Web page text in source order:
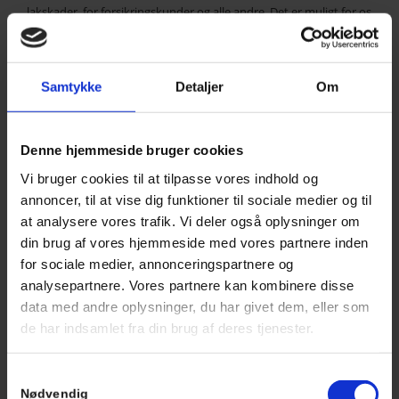
Samtykke Detaljer Om
Denne hjemmeside bruger cookies
Vi bruger cookies til at tilpasse vores indhold og
annoncer, til at vise dig funktioner til sociale medier og til
at analysere vores trafik. Vi deler også oplysninger om
din brug af vores hjemmeside med vores partnere inden
for sociale medier, annonceringspartnere og
analysepartnere. Vores partnere kan kombinere disse
data med andre oplysninger, du har givet dem, eller som
de har indsamlet fra din brug af deres tjenester.
Nødvendig
lakskader, for forsikringskunder og alle andre. Det er muligt for os
at fjerne alt fra rust til de helt store autoskader.
Hos Auto-Team 2000 giver vi dig engratislånebil når vi
håndterer din forsikringsskade. På den måde er du hurtigt videre
og kan fortsætte din hverdag, uden det store besvær. Ved
almindelige reparationer eller service pådiesel- og benzinbil,
Du kan blot ringe til os på
44 95 37 44
kontaktformularen her på siden, så hjælper vi dig og din bil med,
at komme hurtigt ud på vejene igen.
Book tid hos Point S i Farum
din bil, uanset størrelse på buler og ridser. Vi har det korrekte